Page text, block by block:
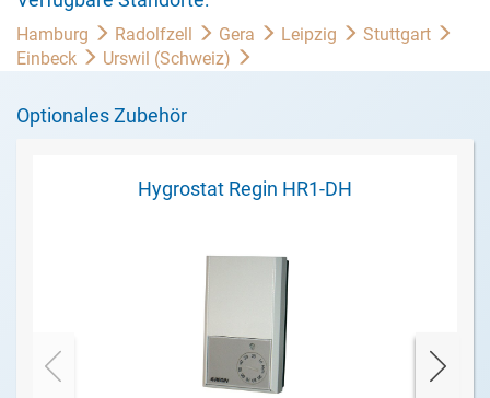
Hamburg Radolfzell Gera Leipzig
Stuttgart
Einbeck
Urswil (Schweiz)
Optionales Zubehör
Hygrostat Regin HR1-DH